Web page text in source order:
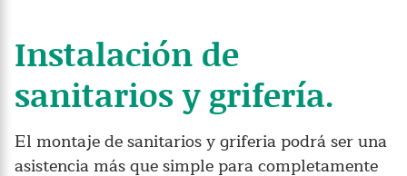
Instalación de
sanitarios y grifería.
El montaje de sanitarios y griferia podrá ser una
asistencia más que simple para completamente